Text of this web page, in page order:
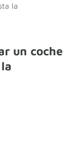
la
un coche